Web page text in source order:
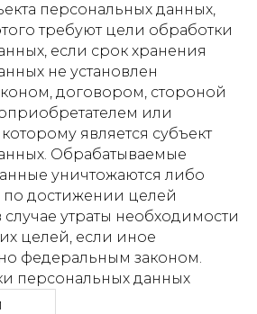
персональных данных,
требуют цели обработки
если срок хранения
не установлен
договором, стороной
или
является субъект
Обрабатываемые
уничтожаются либо
по достижении целей
утраты необходимости
целей, если иное
федеральным законом.
персональных данных